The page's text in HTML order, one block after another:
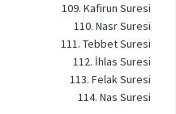
109. Kafirun Suresi
110. Nasr Suresi
111. Tebbet Suresi
112. İhlas Suresi
113. Felak Suresi
114. Nas Suresi